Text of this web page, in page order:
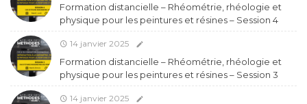
Formation distancielle – Rhéométrie, rhéologie et
physique pour les peintures et résines – Session 4
14 janvier 2025
Formation distancielle – Rhéométrie, rhéologie et
physique pour les peintures et résines – Session 3
14 janvier 2025